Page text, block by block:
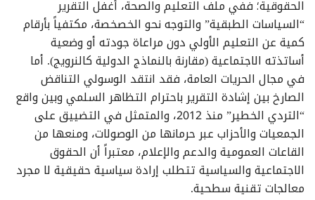
الحقوقية؛ ففي ملف التعليم والصحة، أغفل التقرير
“السياسات الطبقية” والتوجه نحو الخصخصة، مكتفياً بأرقام
كمية عن التعليم الأولي دون مراعاة جودته أو وضعية
أساتذته الاجتماعية (مقارنة بالنماذج الدولية كالنرويج). أما
في مجال الحريات العامة، فقد انتقد الوسولي التناقض
الصارخ بين إشادة التقرير باحترام التظاهر السلمي وبين واقع
“التردي الخطير” منذ 2012، والمتمثل في التضييق على
الجمعيات والأحزاب عبر حرمانها من الوصولات، ومنعها من
القاعات العمومية والدعم والإعلام، معتبراً أن الحقوق
الاجتماعية والسياسية تتطلب إرادة سياسية حقيقية لا مجرد
معالجات تقنية سطحية.